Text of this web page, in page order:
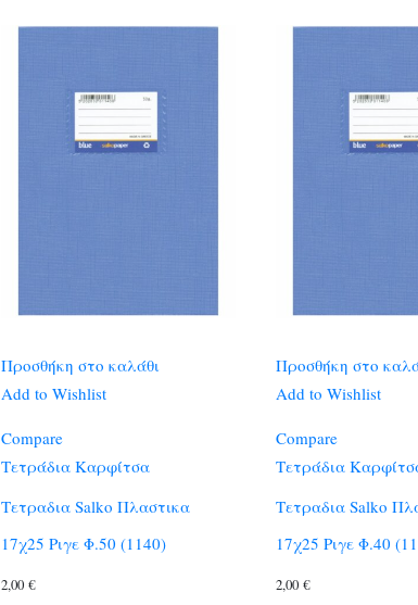
Προσθήκη στο καλάθι
Add to Wishlist
Compare
Τετράδια Καρφίτσα
Τετραδια Salko Πλαστικα
17χ25 Ριγε Φ.50 (1140)
2,00 €
Προσθήκη στο
Add to Wishlist
Compare
Τετράδια
Τετραδια Salko
17χ25 Ριγε Φ.40
2,00 €